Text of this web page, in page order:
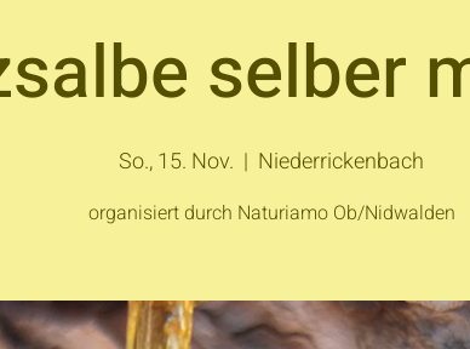
selber
So., 15. Nov.
  |
Niederrickenbach